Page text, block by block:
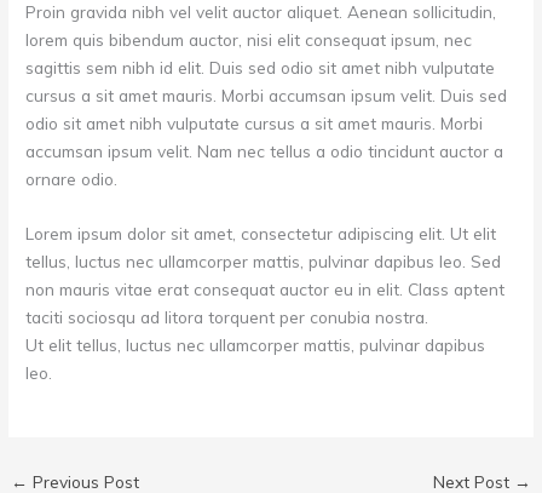
Proin gravida nibh vel velit auctor aliquet. Aenean sollicitudin,
lorem quis bibendum auctor, nisi elit consequat ipsum, nec
sagittis sem nibh id elit. Duis sed odio sit amet nibh vulputate
cursus a sit amet mauris. Morbi accumsan ipsum velit. Duis sed
odio sit amet nibh vulputate cursus a sit amet mauris. Morbi
accumsan ipsum velit. Nam nec tellus a odio tincidunt auctor a
ornare odio.
Lorem ipsum dolor sit amet, consectetur adipiscing elit. Ut elit
tellus, luctus nec ullamcorper mattis, pulvinar dapibus leo. Sed
non mauris vitae erat consequat auctor eu in elit. Class aptent
taciti sociosqu ad litora torquent per conubia nostra.
Ut elit tellus, luctus nec ullamcorper mattis, pulvinar dapibus
leo.
← Previous Post Next Post →